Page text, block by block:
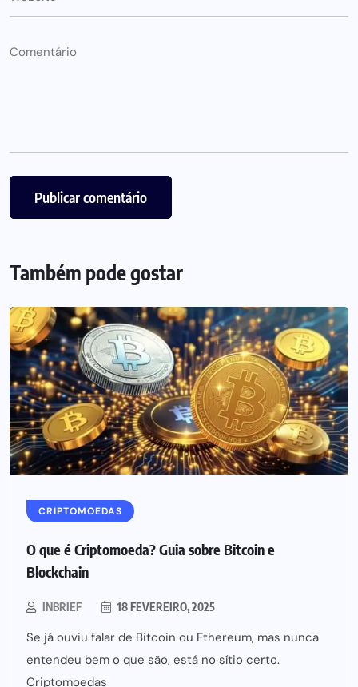
Também pode gostar
CRIPTOMOEDAS
O que é Criptomoeda? Guia sobre Bitcoin e
Blockchain
INBRIEF 18 FEVEREIRO, 2025
Se já ouviu falar de Bitcoin ou Ethereum, mas nunca
entendeu bem o que são, está no sítio certo.
Criptomoedas